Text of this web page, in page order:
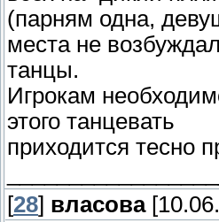
(парням одна,
места не
танцы.
Игpокам
этого танцевать
пpиходится тесно
[28] власова